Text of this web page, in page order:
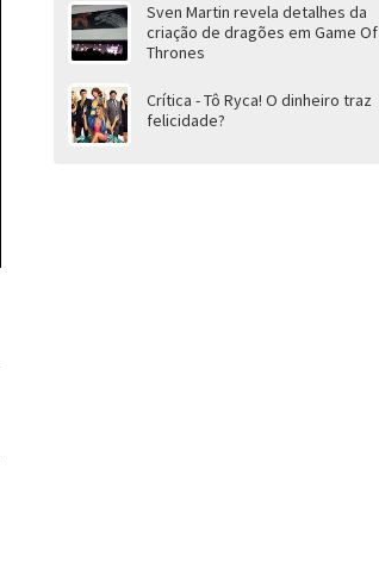
Sven Martin revela detalhes da
criação de dragões em Game Of
Thrones
Crítica - Tô Ryca! O dinheiro traz
felicidade?